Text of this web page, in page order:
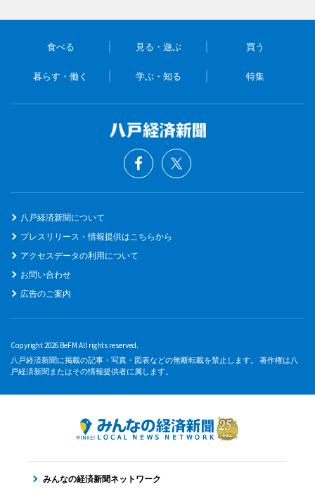
食べる 見る・遊ぶ 買う
暮らす・働く 学ぶ・知る 特集
八戸経済新聞について
プレスリリース・情報提供はこちらから
アクセスデータの利用について
お問い合わせ
広告のご案内
Copyright 2026 BeFM All rights reserved.
八戸経済新聞に掲載の記事・写真・図表などの無断転載を禁止します。 著作権は八
戸経済新聞またはその情報提供者に属します。
みんなの経済新聞ネットワーク